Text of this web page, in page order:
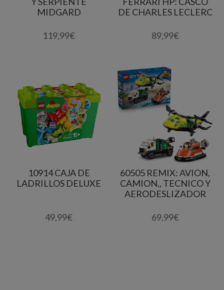
MIDGARD
119,99€
DE CHARLES LECLERC
89,99€
10914 CAJA DE
LADRILLOS DELUXE
49,99€
60505 REMIX: AVION,
CAMION,, TECNICO Y
AERODESLIZADOR
69,99€